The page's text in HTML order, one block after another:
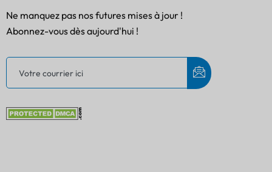
Ne manquez pas nos futures mises à jour !
Abonnez-vous dès aujourd'hui !